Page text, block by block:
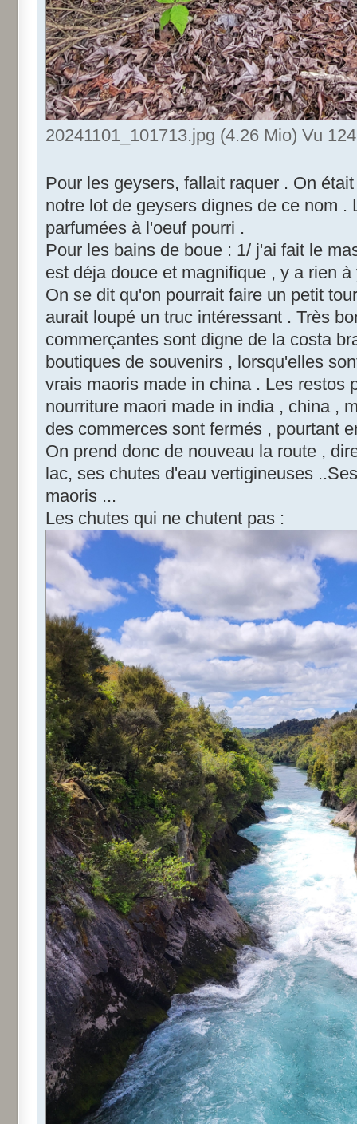
20241101_101713.jpg (4.26 Mio) Vu
Pour les geysers, fallait raquer . On
notre lot de geysers dignes de ce nom
parfumées à l'oeuf pourri .
Pour les bains de boue : 1/ j'ai fait le
est déja douce et magnifique , y a rien
On se dit qu'on pourrait faire un petit
aurait loupé un truc intéressant . Très
commerçantes sont digne de la costa
boutiques de souvenirs , lorsqu'elles
vrais maoris made in china . Les restos
nourriture maori made in india , china ,
des commerces sont fermés , pourtant
On prend donc de nouveau la route ,
lac, ses chutes d'eau vertigineuses
maoris ...
Les chutes qui ne chutent pas :